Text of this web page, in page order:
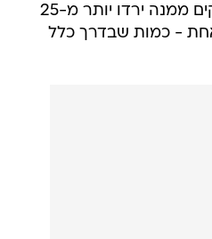
בסערה ביום שישי, ובחלקים ממנה ירדו יותר מ-25
- כמות שבדרך כלל